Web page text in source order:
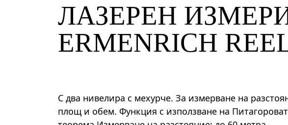
ЛАЗЕРЕН
ERMENRICH
С два нивелира с мехурче. За измерване на
площ и обем. Функция с използване на